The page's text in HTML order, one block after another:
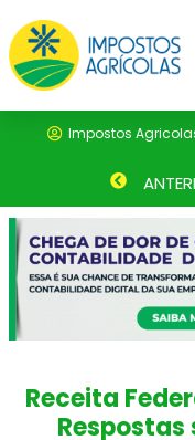
para
Impostos
Anterior
Receita